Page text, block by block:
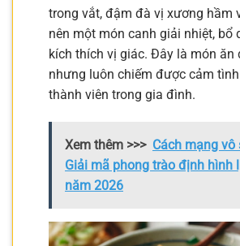
trong vắt, đậm đà vị xương hầm
nên một món canh giải nhiệt, bổ
kích thích vị giác. Đây là món ăn
nhưng luôn chiếm được cảm
thành viên trong gia đình.
Xem thêm >>> Cách mạng vô
Giải mã phong trào định hình
năm 2026